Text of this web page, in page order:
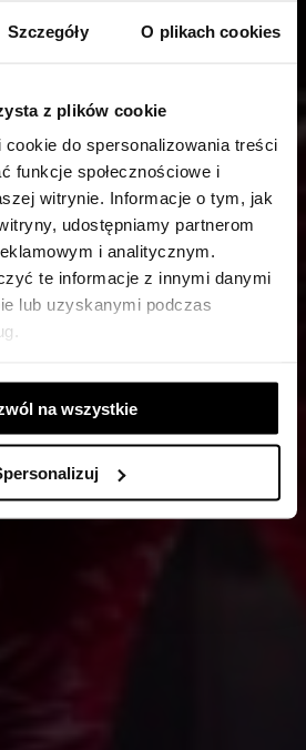
Szczegóły O plikach cookies
z plików cookie
do spersonalizowania treści
funkcje społecznościowe i
witrynie. Informacje o tym, jak
udostępniamy partnerom
i analitycznym.
te informacje z innymi danymi
lub uzyskanymi podczas
na wszystkie
SPEKTAKL